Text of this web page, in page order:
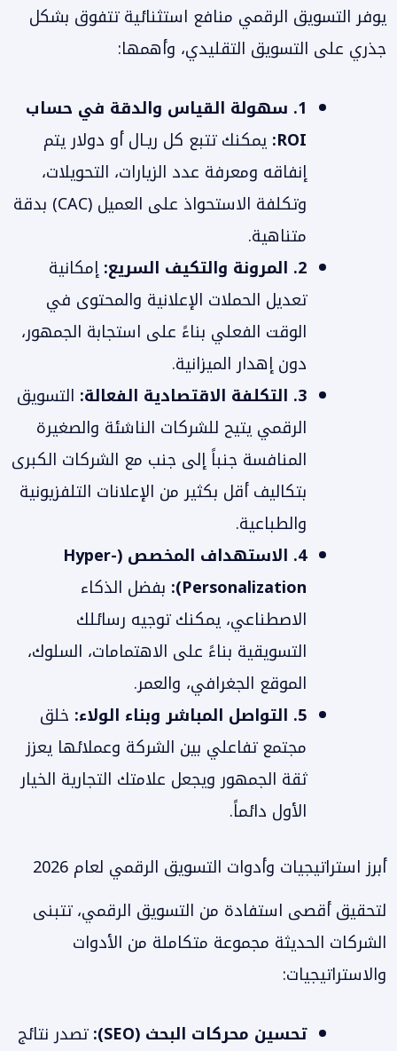
يوفر التسويق الرقمي منافع استثنائية تتفوق بشكل
جذري على التسويق التقليدي، وأهمها:
1. سهولة القياس والدقة في حساب
ROI: يمكنك تتبع كل ريـال أو دولار يتم
إنفاقه ومعرفة عدد الزيارات، التحويلات،
وتكلفة الاستحواذ على العميل (CAC) بدقة
متناهية.
2. المرونة والتكيف السريع:
إمكانية
تعديل الحملات الإعلانية والمحتوى في
الوقت الفعلي بناءً على استجابة الجمهور،
دون إهدار الميزانية.
3. التكلفة الاقتصادية الفعالة:
التسويق
الرقمي يتيح للشركات الناشئة والصغيرة
المنافسة جنباً إلى جنب مع الشركات الكبرى
بتكاليف أقل بكثير من الإعلانات التلفزيونية
والطباعية.
4. الاستهداف المخصص (Hyper-
Personalization):
بفضل الذكاء
الاصطناعي، يمكنك توجيه رسائلك
التسويقية بناءً على الاهتمامات، السلوك،
الموقع الجغرافي، والعمر.
5. التواصل المباشر وبناء الولاء:
خلق
مجتمع تفاعلي بين الشركة وعملائها يعزز
ثقة الجمهور ويجعل علامتك التجارية الخيار
الأول دائماً.
أبرز استراتيجيات وأدوات التسويق الرقمي لعام 2026
لتحقيق أقصى استفادة من التسويق الرقمي، تتبنى
الشركات الحديثة مجموعة متكاملة من الأدوات
والاستراتيجيات:
تحسين محركات البحث (SEO):
تصدر نتائج